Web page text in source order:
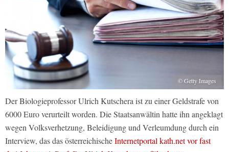
© Getty Images
Der Biologieprofessor Ulrich Kutschera ist zu einer Geldstrafe von
6000 Euro verurteilt worden. Die Staatsanwältin hatte ihn angeklagt
wegen Volksverhetzung, Beleidigung und Verleumdung durch ein
Interview, das das österreichischeInternetportal kath.net vor fast